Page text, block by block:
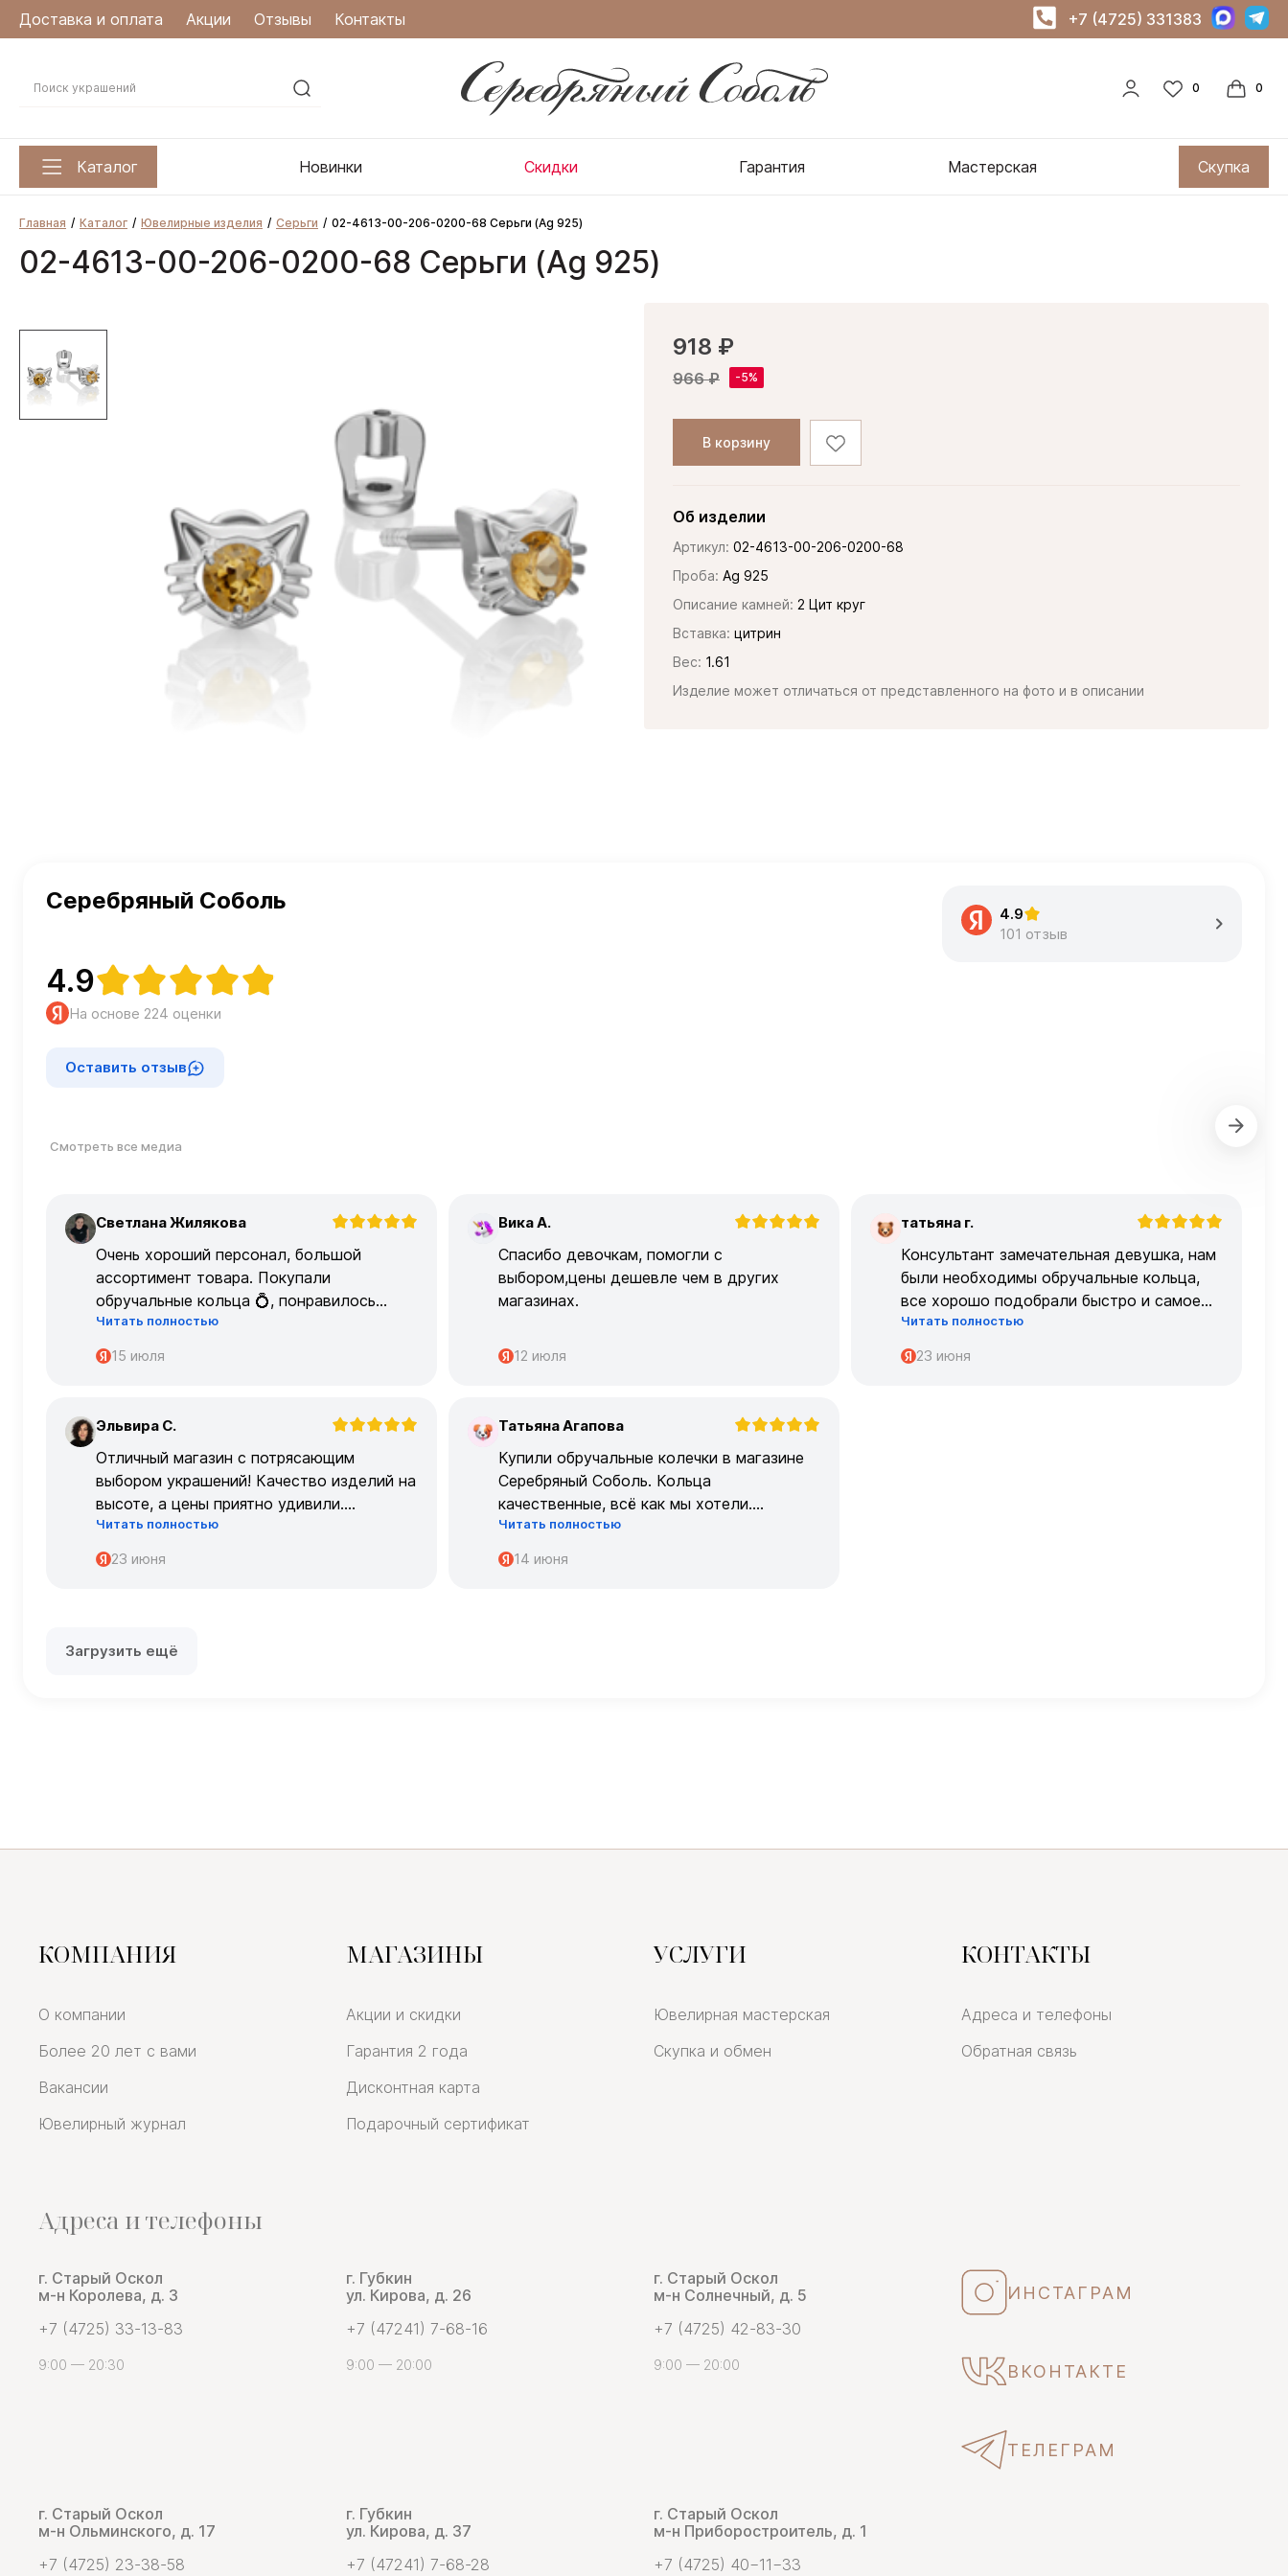
Доставка и оплата Акции Отзывы Контакты +7 (4725) 331383
Каталог Новинки Скидки Гарантия Мастерская Скупка
Главная Каталог Ювелирные изделия Серьги 02-4613-00-206-0200-68 Серьги (Ag 925)
02-4613-00-206-0200-68 Серьги (Ag 925)
918 ₽
966 ₽
В корзину
Об изделии
Артикул: 02-4613-00-206-0200-68
Проба: Ag 925
Описание камней: 2 Цит круг
Вставка: цитрин
Вес: 1.61
Изделие может отличаться от представленного на фото и в описании
Серебряный Соболь
4.9
На основе 224 оценки
Оставить отзыв
4.9
101 отзыв
Смотреть все медиа
С Светлана Жилякова
Очень хороший персонал, большой
ассортимент товара. Покупали
обручальные кольца 💍, понравилось
очень
Читать полностью
15 июля
В Вика А.
Спасибо девочкам, помогли с
выбором,цены дешевле чем в других
магазинах.
12 июля
Т татьяна г.
Консультант замечательная девушка, нам
были необходимы обручальные кольца,
все хорошо подобрали быстро и самое
главное, что все подошло по размеру с
первого раза ,огромное спасибо 🌹🌹🌹
Читать полностью
23 июня
Э Эльвира С.
Отличный магазин с потрясающим
выбором украшений! Качество изделий на
высоте, а цены приятно удивили.
Обслуживание на высшем уровне –
консультанты очень профессиональные.
Читать полностью
23 июня
Т Татьяна Агапова
Купили обручальные колечки в магазине
Серебряный Соболь. Кольца
качественные, всё как мы хотели.
Огромрое спасибо персоналу за работу с
нами!
Спасибо
Читать полностью
14 июня
Загрузить ещё
КОМПАНИЯ
О компании
Более 20 лет с вами
Вакансии
Ювелирный журнал
МАГАЗИНЫ
Акции и скидки
Гарантия 2 года
Дисконтная карта
Подарочный сертификат
УСЛУГИ
Ювелирная мастерская
Скупка и обмен
КОНТАКТЫ
Адреса и телефоны
Обратная связь
Адреса и телефоны
г. Старый Оскол
м-н Королева, д. 3
+7 (4725) 33-13-83
9:00 — 20:30
г. Губкин
ул. Кирова, д. 26
+7 (47241) 7-68-16
9:00 — 20:00
г. Старый Оскол
м-н Солнечный, д. 5
+7 (4725) 42-83-30
9:00 — 20:00
ИНСТАГРАМ
ВКОНТАКТЕ
ТЕЛЕГРАМ
г. Старый Оскол
м-н Ольминского, д. 17
+7 (4725) 23-38-58
г. Губкин
ул. Кирова, д. 37
+7 (47241) 7-68-28
г. Старый Оскол
м-н Приборостроитель, д. 1
+7 (4725) 40−11−33